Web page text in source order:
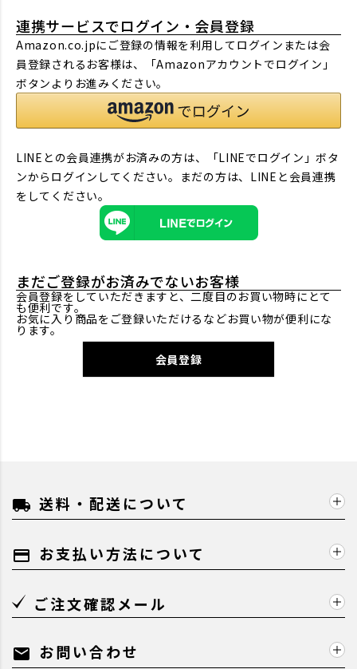
連携サービスでログイン・会員登録
Amazon.co.jpにご登録の情報を利用してログインまたは会
員登録されるお客様は、「Amazonアカウントでログイン」
ボタンよりお進みください。
LINEとの会員連携がお済みの方は、「LINEでログイン」ボタ
ンからログインしてください。まだの方は、 LINEと会員連携
をしてください。
まだご登録がお済みでないお客様
会員登録をしていただきますと、二度目のお買い物時にとて
も便利です。
お気に入り商品をご登録いただけるなどお買い物が便利にな
ります。
会員登録
local_shipping 送料・配送について
payment お支払い方法について
ご注文確認メール
mail お問い合わせ